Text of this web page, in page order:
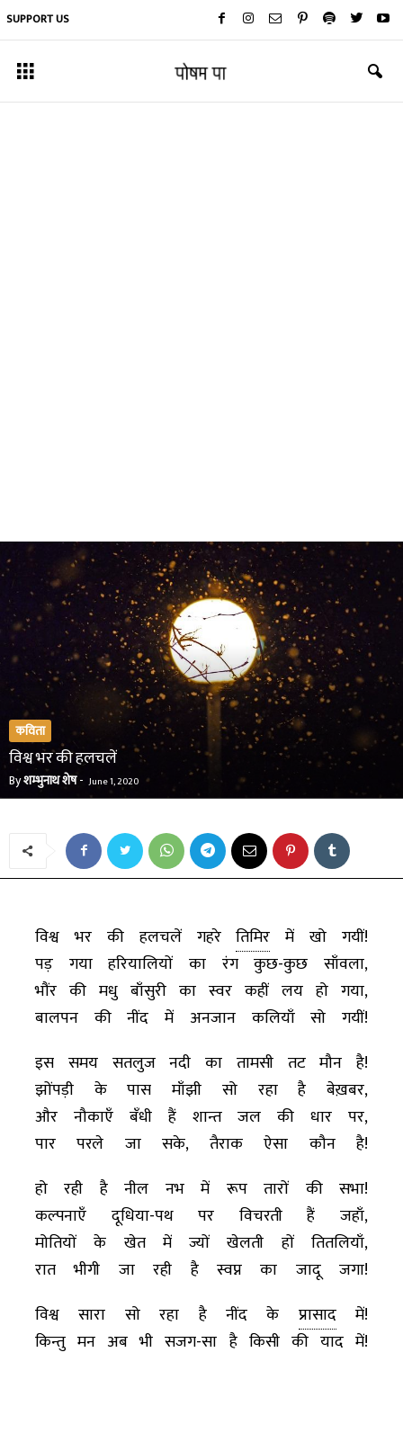
SUPPORT US
कविता
विश्व भर की हलचलें
Byशम्भुनाथ शेष- June 1, 2020
विश्व भर की हलचलें गहरेतिमिर में खो गयीं!
पड़ गया हरियालियों का रंग कुछ-कुछ साँवला,
भौंर की मधु बाँसुरी का स्वर कहीं लय हो गया,
बालपन की नींद में अनजान कलियाँ सो गयीं!
इस समय सतलुज नदी का तामसी तट मौन है!
झोंपड़ी के पास माँझी सो रहा है बेख़बर,
और नौकाएँ बँधी हैं शान्त जल की धार पर,
पार परले जा सके, तैराक ऐसा कौन है!
हो रही है नील नभ में रूप तारों की सभा!
कल्पनाएँ दूधिया-पथ पर विचरती हैं जहाँ,
मोतियों के खेत में ज्यों खेलती हों तितलियाँ,
रात भीगी जा रही है स्वप्न का जादू जगा!
विश्व सारा सो रहा है नींद के प्रासादमें!
किन्तु मन अब भी सजग-सा है किसी की याद में!